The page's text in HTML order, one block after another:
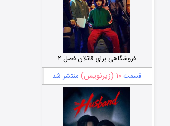
فروشگاهی برای قاتلان فصل ۲
قسمت۱۰ (زیرنویس) منتشر شد